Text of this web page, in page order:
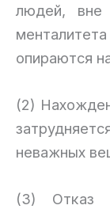
людей, вне
опираются
(2)
неважных
(3) Отказ